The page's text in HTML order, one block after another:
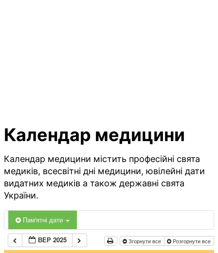
Календар медицини
Календар медицини містить професійні свята
медиків, всесвітні дні медицини, ювілейні дати
видатних медиків а також державні свята
України.
Пам'ятні дати
ВЕР 2025 Згорнути все Розгорнути все